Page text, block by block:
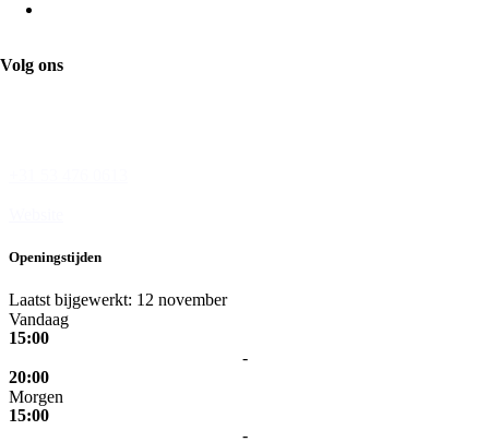
De Mandarijn
Volg ons
Openingstijden
Laatst bijgewerkt: 12 november
Vandaag
15:00
-
20:00
Morgen
15:00
-